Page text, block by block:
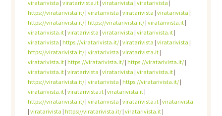
viratarivista | viratarivista.it| viratarivista | viratarivista |
https://viratarivista.it/| viratarivista | viratarivista | viratarivista |
https://viratarivista.it/| https://viratarivista.it/| viratarivista.it|
viratarivista.it| viratarivista | viratarivista | viratarivista.it|
viratarivista | https://viratarivista.it/| viratarivista | viratarivista |
https://viratarivista.it/| viratarivista | viratarivista.it|
viratarivista.it| https://viratarivista.it/| https://viratarivista.it/|
viratarivista.it| viratarivista | viratarivista | viratarivista.it|
https://viratarivista.it/| viratarivista | https://viratarivista.it/|
viratarivista.it| viratarivista.it| viratarivista.it|
https://viratarivista.it/| viratarivista | viratarivista.it| viratarivista
| viratarivista | https://viratarivista.it/| viratarivista.it|